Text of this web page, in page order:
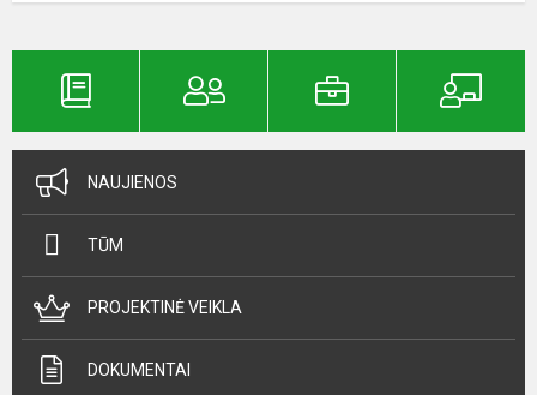
NAUJIENOS
TŪM
PROJEKTINĖ VEIKLA
DOKUMENTAI